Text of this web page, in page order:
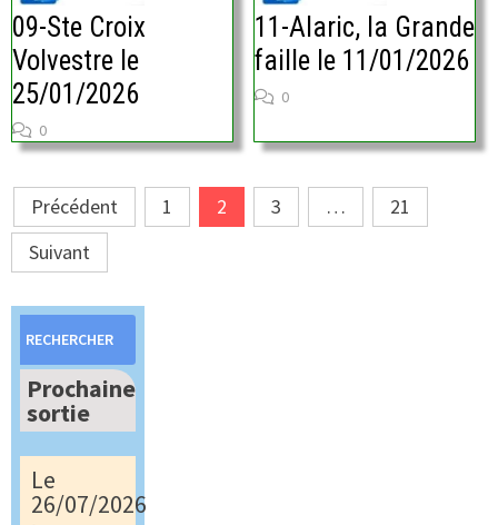
09-Ste Croix
Volvestre le
25/01/2026
0
11-Alaric, la Grande
faille le 11/01/2026
0
Pagination
des
publications
Précédent 1 2 3 …
21
Suivant
Rechercher :
Prochaine
sortie
Le
26/07/2026